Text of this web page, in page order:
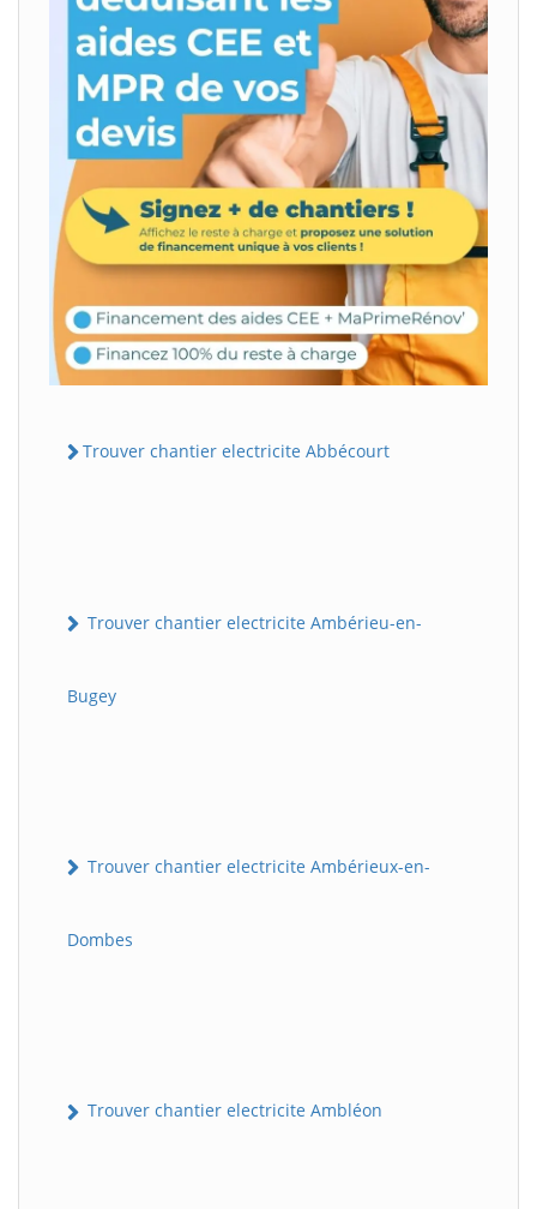
Trouver chantier electricite Abbécourt
Trouver chantier electricite Ambérieu-en-
Bugey
Trouver chantier electricite Ambérieux-en-
Dombes
Trouver chantier electricite Ambléon